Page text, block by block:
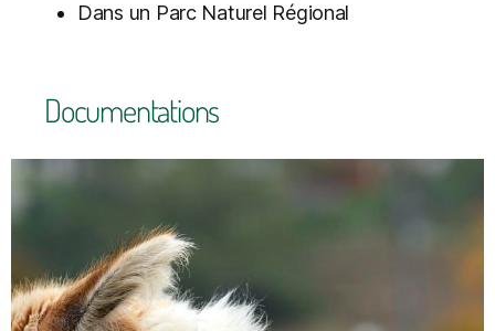
Dans un Parc Naturel Régional
Documentations